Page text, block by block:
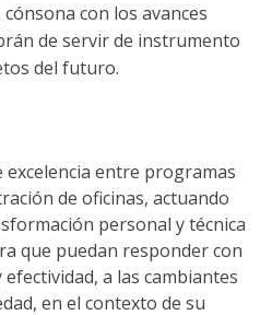
con los avances
de servir de instrumento
del futuro.
excelencia entre programas
de oficinas, actuando
personal y técnica
que puedan responder con
a las cambiantes
en el contexto de su